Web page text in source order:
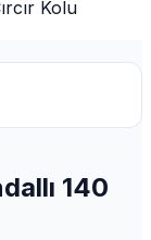
Kolu
140